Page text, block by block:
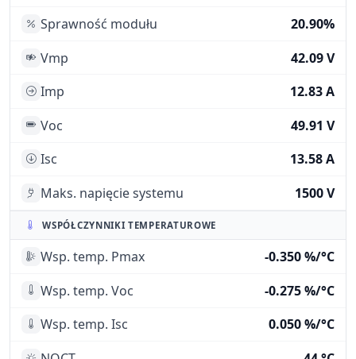
Sprawność modułu
20.90%
Vmp
42.09 V
Imp
12.83 A
Voc
49.91 V
Isc
13.58 A
Maks. napięcie systemu
1500 V
WSPÓŁCZYNNIKI TEMPERATUROWE
Wsp. temp. Pmax
-0.350 %/°C
Wsp. temp. Voc
-0.275 %/°C
Wsp. temp. Isc
0.050 %/°C